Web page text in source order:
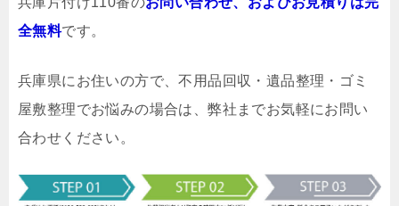
全無料です。
兵庫県にお住いの方で、不用品回収・遺品整理・ゴミ
屋敷整理でお悩みの場合は、弊社までお気軽にお問い
合わせください。